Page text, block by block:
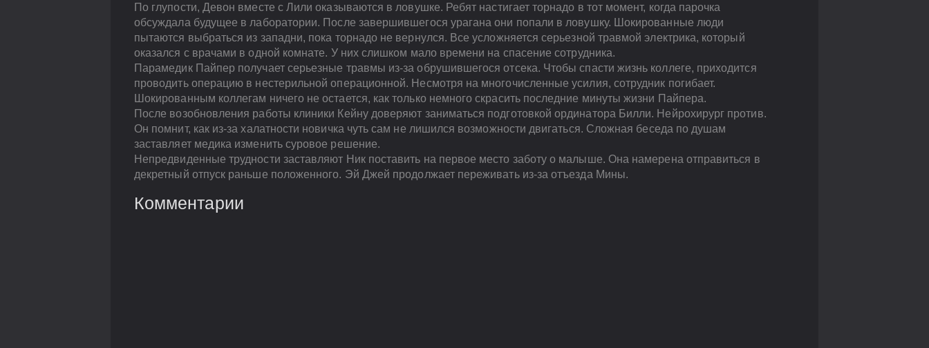
По глупости, Девон вместе с Лили оказываются в ловушке. Ребят настигает торнадо в тот момент, когда парочка
обсуждала будущее в лаборатории. После завершившегося урагана они попали в ловушку. Шокированные люди
пытаются выбраться из западни, пока торнадо не вернулся. Все усложняется серьезной травмой электрика, который
оказался с врачами в одной комнате. У них слишком мало времени на спасение сотрудника.
Парамедик Пайпер получает серьезные травмы из-за обрушившегося отсека. Чтобы спасти жизнь коллеге, приходится
проводить операцию в нестерильной операционной. Несмотря на многочисленные усилия, сотрудник погибает.
Шокированным коллегам ничего не остается, как только немного скрасить последние минуты жизни Пайпера.
После возобновления работы клиники Кейну доверяют заниматься подготовкой ординатора Билли. Нейрохирург против.
Он помнит, как из-за халатности новичка чуть сам не лишился возможности двигаться. Сложная беседа по душам
заставляет медика изменить суровое решение.
Непредвиденные трудности заставляют Ник поставить на первое место заботу о малыше. Она намерена отправиться в
декретный отпуск раньше положенного. Эй Джей продолжает переживать из-за отъезда Мины.
Комментарии